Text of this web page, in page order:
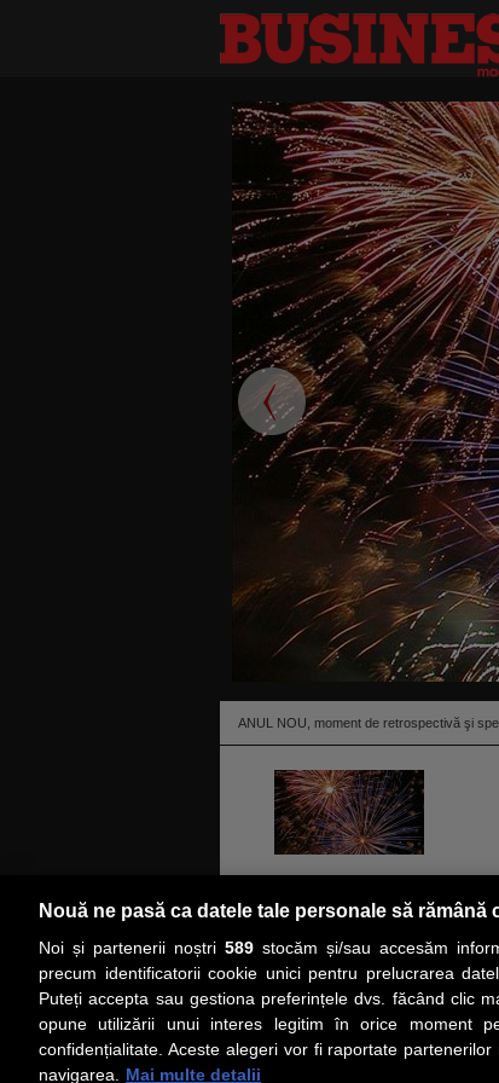
ANUL NOU, moment de retrospectivă şi
Anul Nou, moment de retrospective, noi
tradiţii inedite de diferite popoare ale
gesturi, pentru a avea noroc şi un viitor
PRIMA PAGINĂ
Social
Nouă ne pasă ca datele tale personale să rămână
Noi și partenerii noștri 589stocăm și/sau accesăm
precum identificatorii cookie unici pentru prelucrarea
Puteți accepta sau gestiona preferințele dvs. făcând clic
opune utilizării unui interes legitim în orice moment
confidențialitate. Aceste alegeri vor fi raportate
navigarea.
Mai multe detalii